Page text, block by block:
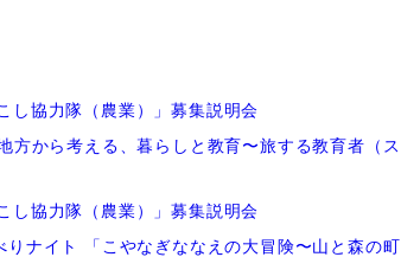
し協力隊（農業）」募集説明会
方から考える、暮らしと教育〜旅する教育者（ス
し協力隊（農業）」募集説明会
ナイト 「こやなぎななえの大冒険〜山と森の町